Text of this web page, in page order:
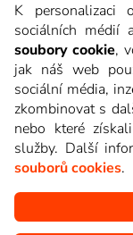
Copyright ©
obrázky z
K personalizaci
sociálních médií
soubory cookie,
jak náš web
sociální média,
zkombinovat s
nebo které
služby. Další
souborů cookies.